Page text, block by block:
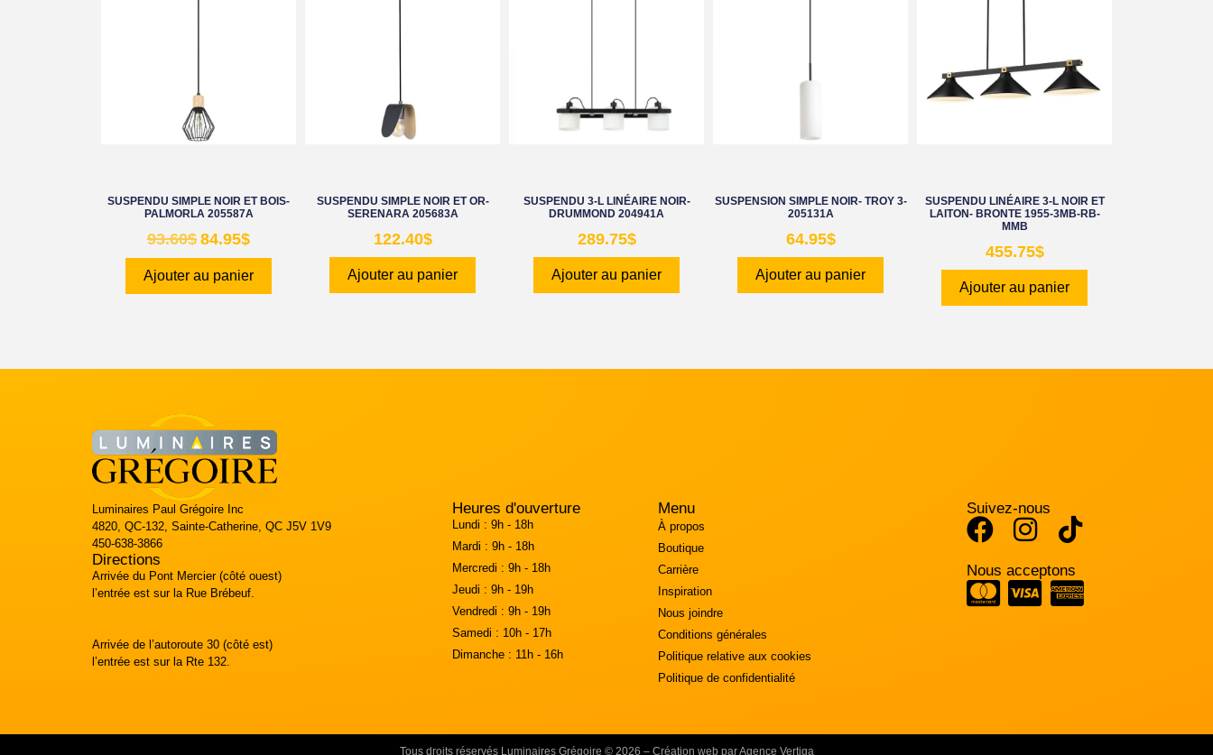
SUSPENDU SIMPLE NOIR ET BOIS-
PALMORLA 205587A
93.60$ 84.95$
Ajouter au panier
SUSPENDU SIMPLE NOIR ET OR-
SERENARA 205683A
122.40$
Ajouter au panier
SUSPENDU 3-L LINÉAIRE NOIR-
DRUMMOND 204941A
289.75$
Ajouter au panier
SUSPENSION SIMPLE NOIR- TROY 3-
205131A
64.95$
Ajouter au panier
SUSPENDU LINÉAIRE 3-L NOIR ET
LAITON- BRONTE 1955-3MB-RB-
MMB
455.75$
Ajouter au panier
Luminaires Paul Grégoire Inc
4820, QC-132, Sainte-Catherine, QC J5V 1V9
450-638-3866
Directions
Arrivée du Pont Mercier (côté ouest)
l’entrée est sur la Rue Brébeuf.
Arrivée de l’autoroute 30 (côté est)
l’entrée est sur la Rte 132.
Heures d'ouverture
Lundi : 9h - 18h
Mardi : 9h - 18h
Mercredi : 9h - 18h
Jeudi : 9h - 19h
Vendredi : 9h - 19h
Samedi : 10h - 17h
Dimanche : 11h - 16h
Menu
À propos
Boutique
Carrière
Inspiration
Nous joindre
Conditions générales
Politique relative aux cookies
Politique de confidentialité
Suivez-nous
Nous acceptons
Tous droits réservés Luminaires Grégoire © 2026 – Création web par Agence Vertiga